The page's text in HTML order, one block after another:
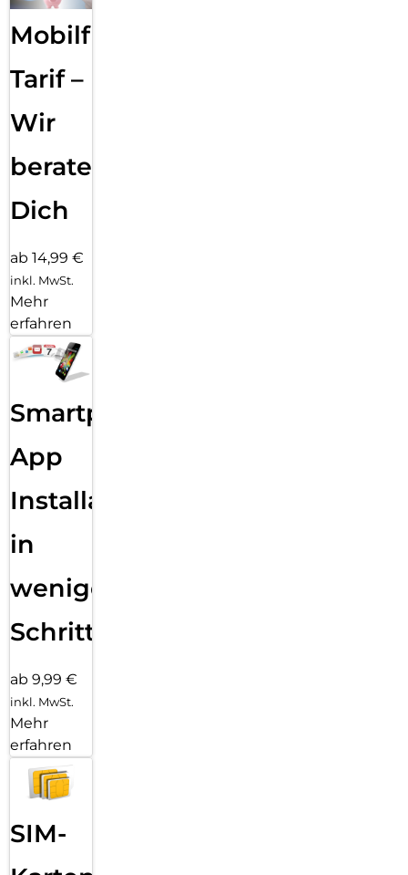
Mobilfunk
Tarif –
Wir
beraten
Dich
ab 14,99 €
inkl. MwSt.
Mehr
erfahren
Smartphone
App
Installation
in
wenigen
Schritten
ab 9,99 €
inkl. MwSt.
Mehr
erfahren
SIM-